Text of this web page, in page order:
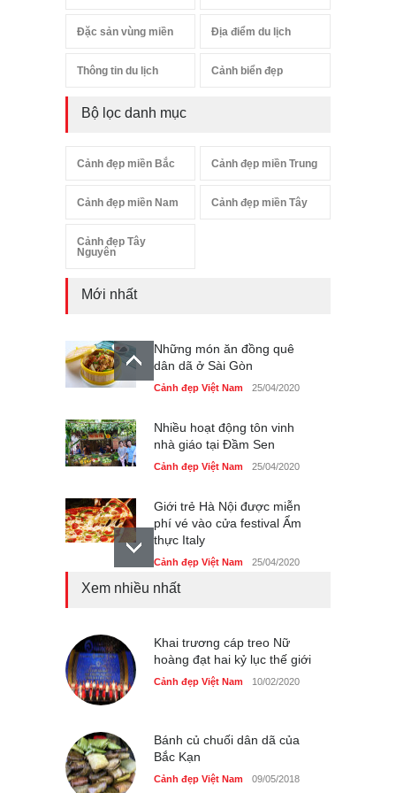
Đặc sản vùng miền Địa điểm du lịch
Thông tin du lịch Cảnh biển đẹp
Bộ lọc danh mục
Cảnh đẹp miền Bắc Cảnh đẹp miền Trung
Cảnh đẹp miền Nam Cảnh đẹp miền Tây
Cảnh đẹp Tây
Nguyên
Mới nhất
Những món ăn đồng quê
dân dã ở Sài Gòn
Cảnh đẹp Việt Nam 25/04/2020
Nhiều hoạt động tôn vinh
nhà giáo tại Đầm Sen
Cảnh đẹp Việt Nam 25/04/2020
Giới trẻ Hà Nội được miễn
phí vé vào cửa festival Ẩm
thực Italy
Cảnh đẹp Việt Nam 25/04/2020
Cảnh đẹp Việt Nam 25/04/2020
Bán đảo Sơn Trà sẽ là khu
Xem nhiều nhất
Khai trương cáp treo Nữ
hoàng đạt hai kỷ lục thế giới
Cảnh đẹp Việt Nam 10/02/2020
Bánh củ chuối dân dã của
Bắc Kạn
Cảnh đẹp Việt Nam 09/05/2018